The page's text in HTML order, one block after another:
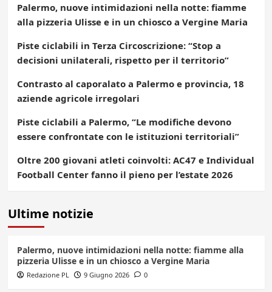
Palermo, nuove intimidazioni nella notte: fiamme
alla pizzeria Ulisse e in un chiosco a Vergine Maria
Piste ciclabili in Terza Circoscrizione: “Stop a
decisioni unilaterali, rispetto per il territorio”
Contrasto al caporalato a Palermo e provincia, 18
aziende agricole irregolari
Piste ciclabili a Palermo, “Le modifiche devono
essere confrontate con le istituzioni territoriali”
Oltre 200 giovani atleti coinvolti: AC47 e Individual
Football Center fanno il pieno per l’estate 2026
Ultime notizie
Palermo, nuove intimidazioni nella notte: fiamme alla
pizzeria Ulisse e in un chiosco a Vergine Maria
Redazione PL 9 Giugno 2026 0